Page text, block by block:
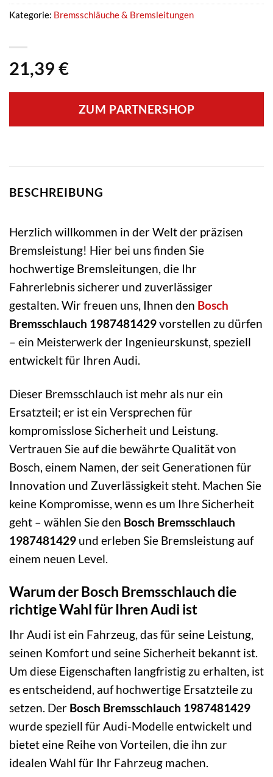
21,39 €
ZUM PARTNERSHOP
Kategorie: Bremsschläuche & Bremsleitungen
BESCHREIBUNG
Herzlich willkommen in der Welt der präzisen
Bremsleistung! Hier bei uns finden Sie
hochwertige Bremsleitungen, die Ihr
Fahrerlebnis sicherer und zuverlässiger
gestalten. Wir freuen uns, Ihnen den Bosch
Bremsschlauch 1987481429vorstellen zu dürfen
– ein Meisterwerk der Ingenieurskunst, speziell
entwickelt für Ihren Audi.
Dieser Bremsschlauch ist mehr als nur ein
Ersatzteil; er ist ein Versprechen für
kompromisslose Sicherheit und Leistung.
Vertrauen Sie auf die bewährte Qualität von
Bosch, einem Namen, der seit Generationen für
Innovation und Zuverlässigkeit steht. Machen Sie
keine Kompromisse, wenn es um Ihre Sicherheit
geht – wählen Sie den Bosch Bremsschlauch
1987481429 und erleben Sie Bremsleistung auf
einem neuen Level.
Warum der Bosch Bremsschlauch die
richtige Wahl für Ihren Audi ist
Ihr Audi ist ein Fahrzeug, das für seine Leistung,
seinen Komfort und seine Sicherheit bekannt ist.
Um diese Eigenschaften langfristig zu erhalten, ist
es entscheidend, auf hochwertige Ersatzteile zu
setzen. Der Bosch Bremsschlauch 1987481429
wurde speziell für Audi-Modelle entwickelt und
bietet eine Reihe von Vorteilen, die ihn zur
idealen Wahl für Ihr Fahrzeug machen.